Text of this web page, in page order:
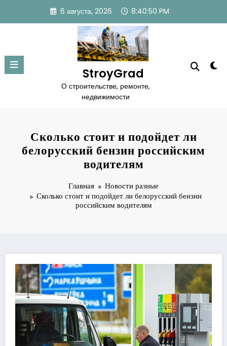
содержимому
6 августа, 2026 8:40:50 PM
StroyGrad
О строительстве, ремонте,
недвижимости
Сколько стоит и подойдет ли
белорусский бензин российским
водителям
Главная
Новости разные
Сколько стоит и подойдет ли белорусский бензин
российским водителям